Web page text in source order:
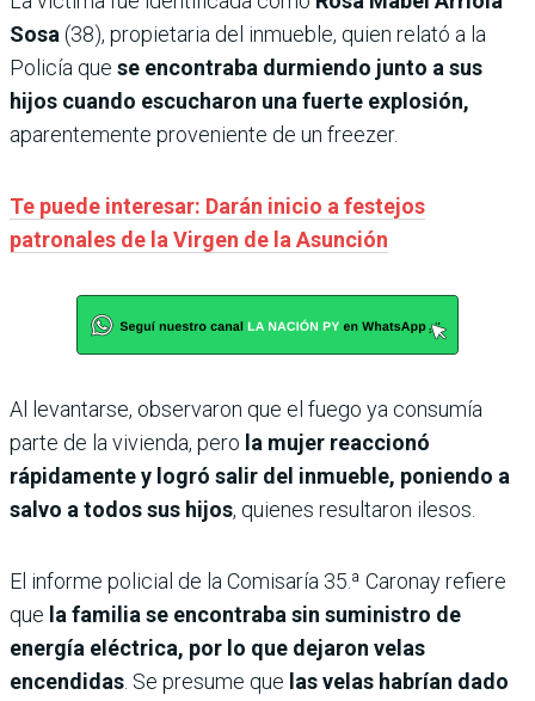
Sosa(38), propietaria del inmueble, quien relató a la
Policía que se encontraba durmiendo junto a sus
hijos cuando escucharon una fuerte explosión,
aparentemente proveniente de un freezer.
Te puede interesar: Darán inicio a festejos
patronales de la Virgen de la Asunción
Al levantarse, observaron que el fuego ya consumía
parte de la vivienda, pero la mujer reaccionó
rápidamente y logró salir del inmueble, poniendo a
salvo a todos sus hijos, quienes resultaron ilesos.
El informe policial de la Comisaría 35.ª Caronay refiere
que la familia se encontraba sin suministro de
energía eléctrica, por lo que dejaron velas
encendidas. Se presume que las velas habrían dado